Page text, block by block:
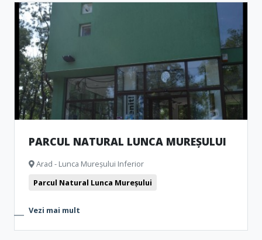
PARCUL NATURAL LUNCA MUREȘULUI
Arad - Lunca Mureșului Inferior
Parcul Natural Lunca Mureșului
Vezi mai mult